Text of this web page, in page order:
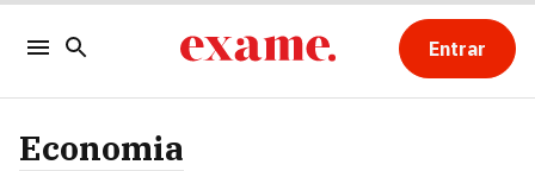
Entrar
Economia